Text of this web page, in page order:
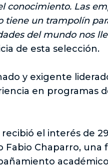
Las
un trampolín
del mundo nos
de esta selección.
y exigente
en programas
el interés de
Chaparro, una